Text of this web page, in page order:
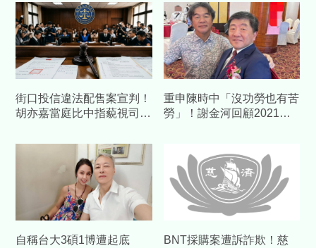
街口投信違法配售案宣判！
胡亦嘉當庭比中指藐視司
重申陳時中「沒功勞也有苦
勞」！謝金河回顧2021疫
自稱台大3碩1博遭起底
BNT採購案遭訴詐欺！慈